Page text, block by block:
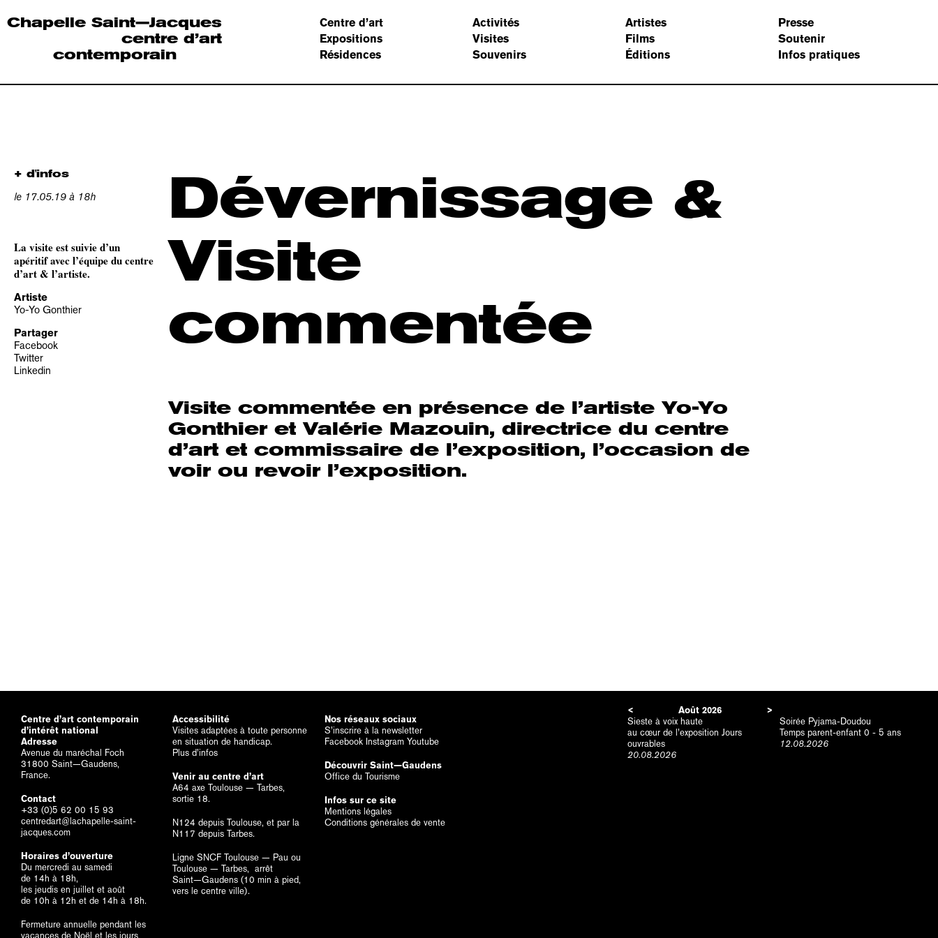
Chapelle Saint—Jacques
centre d’art
contemporain
Centre d’art
Expositions
Résidences
Activités
Visites
Souvenirs
Artistes
Films
Éditions
Presse
Soutenir
Infos pratiques
+ d'infos
le 17.05.19 à 18h
La visite est suivie d’un
apéritif avec l’équipe du centre
d’art & l’artiste.
Artiste
Yo-Yo Gonthier
Partager
Facebook
Twitter
Linkedin
Dévernissage &
Visite
commentée
Visite commentée en présence de l’artiste Yo-Yo
Gonthier et Valérie Mazouin, directrice du centre
d’art et commissaire de l’exposition, l’occasion de
voir ou revoir l’exposition.
Centre d’art contemporain
d’intérêt national
Adresse
Avenue du maréchal Foch
31800 Saint—Gaudens,
France.
Contact
+33 (0)5 62 00 15 93
centredart@lachapelle-saint-
jacques.com
Horaires d’ouverture
Du mercredi au samedi
de 14h à 18h,
les jeudis en juillet et août
de 10h à 12h et de 14h à 18h.
Fermeture annuelle pendant les
vacances de Noël et les jours
Accessibilité
Visites adaptées à toute personne
en situation de handicap.
Plus d’infos
Venir au centre d’art
A64 axe Toulouse — Tarbes,
sortie 18.
N124 depuis Toulouse, et par la
N117 depuis Tarbes.
Ligne SNCF Toulouse — Pau ou
Toulouse — Tarbes, arrêt
Saint—Gaudens (10 min à pied,
vers le centre ville).
Nos réseaux sociaux
S’inscrire à la newsletter
Facebook Instagram Youtube
Découvrir Saint—Gaudens
Office du Tourisme
Infos sur ce site
Mentions légales
Conditions générales de vente
< Août 2026
>
Sieste à voix haute
au cœur de l’exposition Jours
ouvrables
20.08.2026
Soirée Pyjama-Doudou
Temps parent-enfant 0 - 5 ans
12.08.2026